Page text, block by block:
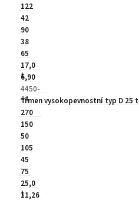
122
42
90
38
65
17,0
t
6,90
4450-
44
Třmen vysokopevnostní typ D 25 t
270
150
50
105
45
75
25,0
t
11,26